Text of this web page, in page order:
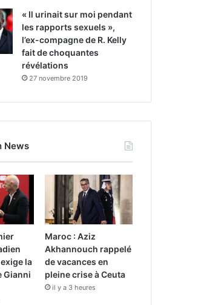
« Il urinait sur moi pendant
les rapports sexuels »,
l’ex-compagne de R. Kelly
fait de choquantes
révélations
27 novembre 2019
News
la
Gianni
Maroc : Aziz
Akhannouch rappelé
de vacances en
pleine crise à Ceuta
il y a 3 heures